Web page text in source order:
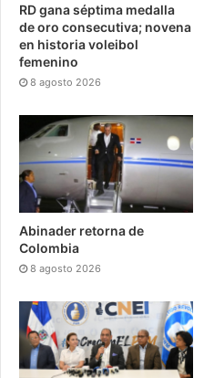
RD gana séptima medalla
de oro consecutiva; novena
en historia voleibol
femenino
8 agosto 2026
Abinader retorna de
Colombia
8 agosto 2026